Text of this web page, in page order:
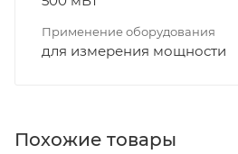
Применение оборудования
для измерения мощности
Похожие товары